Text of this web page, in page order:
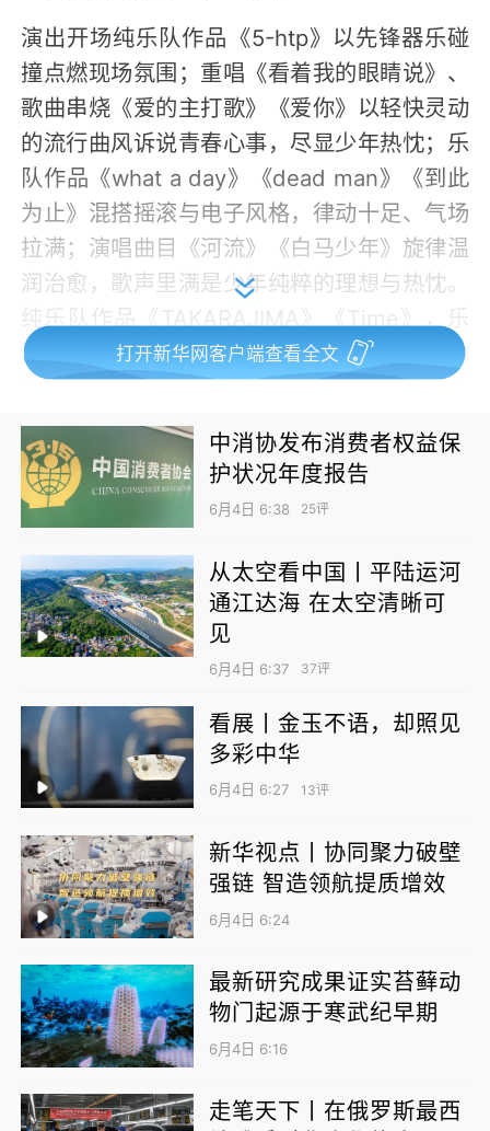
演出开场纯乐队作品《5-htp》以先锋器乐碰
撞点燃现场氛围；重唱《看着我的眼睛说》、
歌曲串烧《爱的主打歌》《爱你》以轻快灵动
的流行曲风诉说青春心事，尽显少年热忱；乐
队作品《what a day》《dead man》《到此
为止》混搭摇滚与电子风格，律动十足、气场
拉满；演唱曲目《河流》《白马少年》旋律温
润治愈，歌声里满是少年纯粹的理想与热忱。
纯乐队作品《TAKARAJIMA》《Time》，乐
器间默契配合、层次分明，以纯粹的器乐律动
带动全场，合唱《映山红》《错位时空》用和
声对话历史与当下，唱跳作品《Like Jennie》
则以热情的舞蹈展现蓬勃向上的青春活力。合
唱《明天会更好》由五院毕业班辅导员教师共
同演绎，不同学科背景的教育工作者以歌声凝
聚育人共识，传递出“五育共进、立德树人”的
共同愿景。当《我爱你中国》的音乐响起，全
场师生与观众齐声高歌，现场气氛瞬间推向高
潮。将个人理想融入家国情怀，让信仰之声在
绿茵场上久久回荡。
晚风拂绿茵，乐声致青春。作为现代音乐学院
年度品牌活动，音乐节以晚风为幕，以草坪为
台，现场经典旋律与潮流乐声交织，洋溢着热
烈鲜活的青春气息，为初夏的校园绘就出最动
人的青春底色，为青春学子定格了毕业的美好
时光，展现了新时代青年“以美育人、以文化
人”的精神风貌。
此次草坪音乐节正是“五育融合”育人理念在艺
术实践中的生动呈现，从前期的策划筹备到现
场的热烈激情，五校师生同力，在多元风格的
打开新华网客户端查看全文
中消协发布消费者权益保
护状况年度报告
6月4日 6:38 25评
从太空看中国丨平陆运河
通江达海 在太空清晰可
见
6月4日 6:37 37评
看展丨金玉不语，却照见
多彩中华
6月4日 6:27 13评
新华视点丨协同聚力破壁
强链 智造领航提质增效
6月4日 6:24
最新研究成果证实苔藓动
物门起源于寒武纪早期
6月4日 6:16
走笔天下丨在俄罗斯最西